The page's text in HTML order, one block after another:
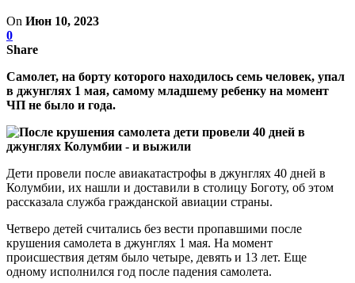
On Июн 10, 2023
0
Share
Самолет, на борту которого находилось семь человек, упал
в джунглях 1 мая, самому младшему ребенку на момент
ЧП не было и года.
Дети провели после авиакатастрофы в джунглях 40 дней в
Колумбии, их нашли и доставили в столицу Боготу, об этом
рассказала служба гражданской авиации страны.
Четверо детей считались без вести пропавшими после
крушения самолета в джунглях 1 мая. На момент
происшествия детям было четыре, девять и 13 лет. Еще
одному исполнился год после падения самолета.